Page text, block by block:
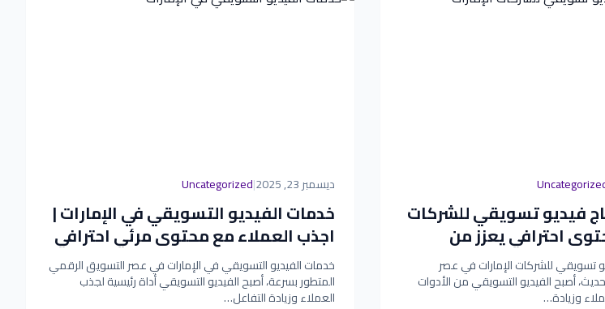
فيديو تسويقي للشركات
احترافي يعزز من
تسويقي للشركات الإمارات في عصر
أصبح الفيديو التسويقي من الأدوات
وزيادة…
ديسمبر 23, 2025 |
Uncategorized
خدمات الفيديو التسويقي في الإمارات |
اجذب العملاء مع محتوى مرئي احترافي
خدمات الفيديو التسويقي في الإمارات في عصر التسويق الرقمي
المتطور بسرعة، أصبح الفيديو التسويقي أداة رئيسية لجذب
العملاء وزيادة التفاعل…